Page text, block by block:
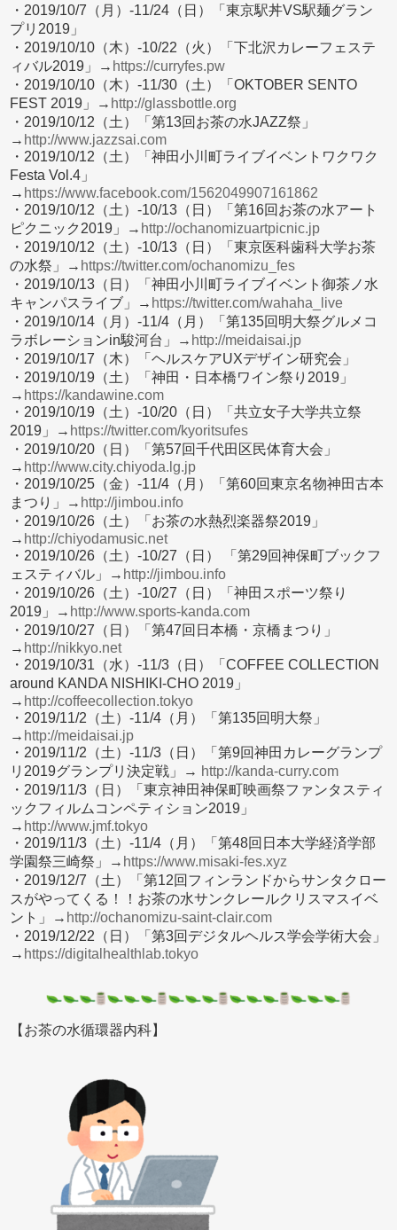
・2019/10/7（月）-11/24（日）「東京駅丼VS駅麺グラン
プリ2019」
・2019/10/10（木）-10/22（火）「下北沢カレーフェステ
ィバル2019」→ https://curryfes.pw
・2019/10/10（木）-11/30（土）「OKTOBER SENTO
FEST 2019」→ http://glassbottle.org
・2019/10/12（土）「第13回お茶の水JAZZ祭」
→ http://www.jazzsai.com
・2019/10/12（土）「神田小川町ライブイベントワクワク
Festa Vol.4」
→ https://www.facebook.com/1562049907161862
・2019/10/12（土）-10/13（日）「第16回お茶の水アート
ピクニック2019」→ http://ochanomizuartpicnic.jp
・2019/10/12（土）-10/13（日）「東京医科歯科大学お茶
の水祭」→ https://twitter.com/ochanomizu_fes
・2019/10/13（日）「神田小川町ライブイベント御茶ノ水
キャンパスライブ」→ https://twitter.com/wahaha_live
・2019/10/14（月）-11/4（月）「第135回明大祭グルメコ
ラボレーションin駿河台」→ http://meidaisai.jp
・2019/10/17（木）「ヘルスケアUXデザイン研究会」
・2019/10/19（土）「神田・日本橋ワイン祭り2019」
→ https://kandawine.com
・2019/10/19（土）-10/20（日）「共立女子大学共立祭
2019」→ https://twitter.com/kyoritsufes
・2019/10/20（日）「第57回千代田区民体育大会」
→ http://www.city.chiyoda.lg.jp
・2019/10/25（金）-11/4（月）「第60回東京名物神田古本
まつり」→ http://jimbou.info
・2019/10/26（土）「お茶の水熱烈楽器祭2019」
→ http://chiyodamusic.net
・2019/10/26（土）-10/27（日） 「第29回神保町ブックフ
ェスティバル」→ http://jimbou.info
・2019/10/26（土）-10/27（日）「神田スポーツ祭り
2019」→ http://www.sports-kanda.com
・2019/10/27（日）「第47回日本橋・京橋まつり」
→ http://nikkyo.net
・2019/10/31（水）-11/3（日）「COFFEE COLLECTION
around KANDA NISHIKI-CHO 2019」
→ http://coffeecollection.tokyo
・2019/11/2（土）-11/4（月）「第135回明大祭」
→ http://meidaisai.jp
・2019/11/2（土）-11/3（日）「第9回神田カレーグランプ
リ2019グランプリ決定戦」→ http://kanda-curry.com
・2019/11/3（日）「東京神田神保町映画祭ファンタスティ
ックフィルムコンペティション2019」
→ http://www.jmf.tokyo
・2019/11/3（土）-11/4（月）「第48回日本大学経済学部
学園祭三崎祭」→ https://www.misaki-fes.xyz
・2019/12/7（土）「第12回フィンランドからサンタクロー
スがやってくる！！お茶の水サンクレールクリスマスイベ
ント」→ http://ochanomizu-saint-clair.com
・2019/12/22（日）「第3回デジタルヘルス学会学術大会」
→ https://digitalhealthlab.tokyo
【お茶の水循環器内科】